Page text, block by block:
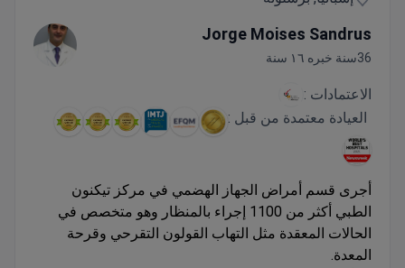
Jorge Moises Sandrus
36سنة خبره ١٦ سنة
الاعتمادات :
العيادة معتمدة من قبل :
أجرى قسم أمراض الجهاز الهضمي في مركز تيكنون
الطبي أكثر من 1100 إجراء بالمنظار وهو متخصص في
الحالات المعقدة مثل التهاب القولون التقرحي وقرحة
المعدة.